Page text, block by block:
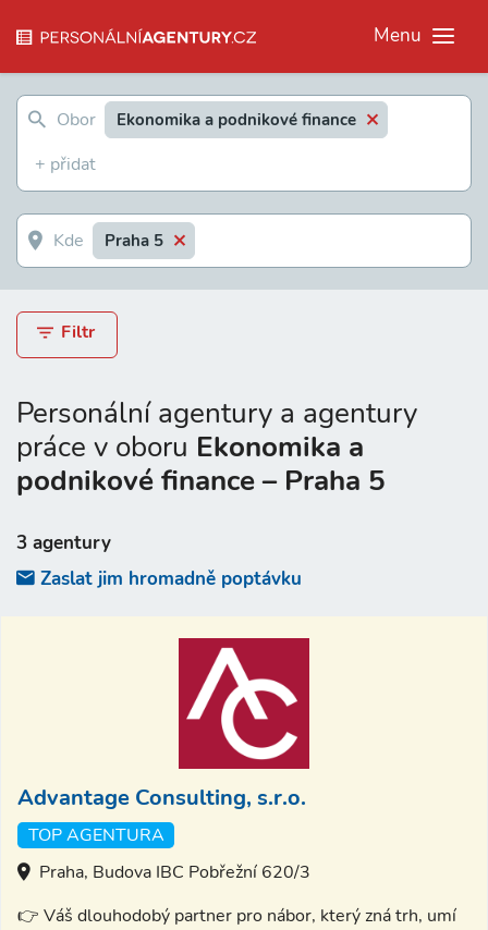
Menu
Ekonomika a podnikové finance
Praha 5
Filtr
Personální agentury a agentury
práce v oboru Ekonomika a
podnikové finance – Praha 5
3 agentury
Zaslat jim hromadně poptávku
Advantage Consulting, s.r.o.
TOP AGENTURA
Praha, Budova IBC Pobřežní 620/3
👉 Váš dlouhodobý partner pro nábor, který zná trh, umí